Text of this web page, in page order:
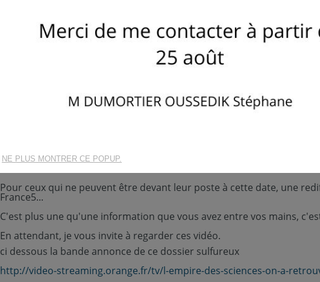
La mémoire de l'eau le 5
Publié le :01/12/2019 -
Le 5 juillet à 19h00 sur France 5, le Professeur et prix Nobel Luc Montagnier co-
Une révolution qui fera date et qui nous fera passer de la médecine classique à la
Pour ceux qui ne peuvent être devant leur poste à cette date, une
France5...
C'est plus une qu'une information que vous avez entre vos mains,
En attendant, je vous invite à regarder ces vidéo.
ci dessous la bande annonce de ce dossier sulfureux
http://video-streaming.orange.fr/tv/l-empire-des-sciences-on-a-
NE PLUS MONTRER CE POPUP.